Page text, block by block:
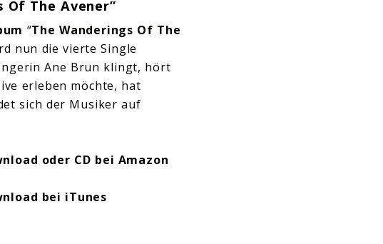
Of The Avener”
“The Wanderings Of The
nun die vierte Single
Ane Brun klingt, hört
erleben möchte, hat
sich der Musiker auf
oder CD bei Amazon
bei iTunes